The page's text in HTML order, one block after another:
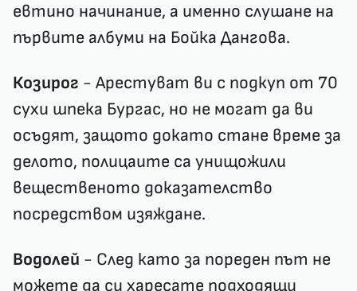
евтино начинание, а именно слушане на
първите албуми на Бойка Дангова.
Козирог - Арестуват ви с подкуп от 70
сухи шпека Бургас, но не могат да ви
осъдят, защото докато стане време за
делото, полицаите са унищожили
вещественото доказателство
посредством изяждане.
Водолей - След като за пореден път не
можете да си харесате подходящи